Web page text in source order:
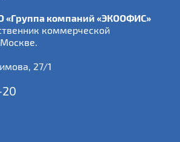
«Группа компаний «ЭКООФИС»
коммерческой
27/1